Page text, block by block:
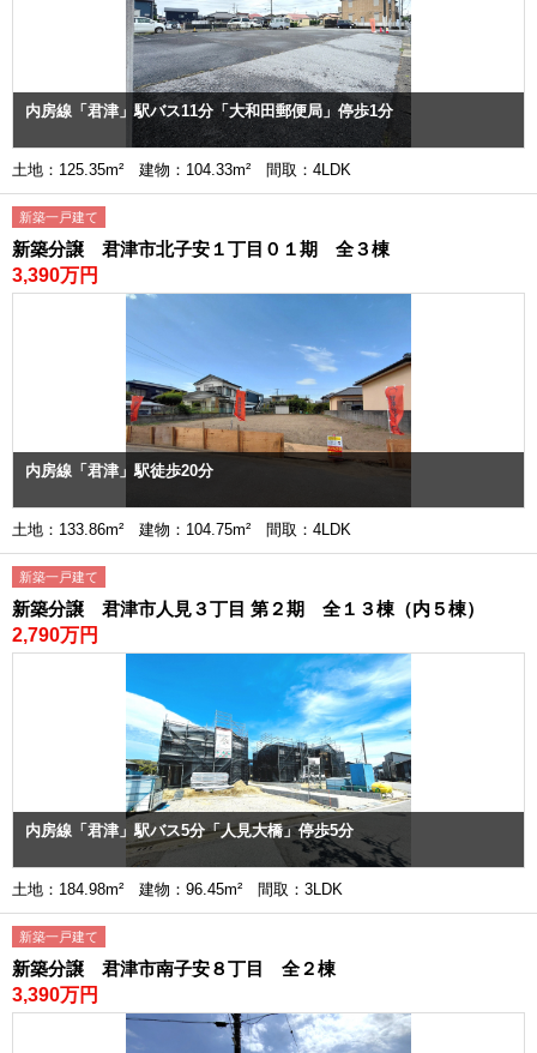
内房線「君津」駅バス11分「大和田郵便局」停歩1分
土地：125.35m² 建物：104.33m² 間取：4LDK
新築一戸建て
新築分譲 君津市北子安１丁目０１期 全３棟
3,390万円
内房線「君津」駅徒歩20分
土地：133.86m² 建物：104.75m² 間取：4LDK
新築一戸建て
新築分譲 君津市人見３丁目 第２期 全１３棟（内５棟）
2,790万円
内房線「君津」駅バス5分「人見大橋」停歩5分
土地：184.98m² 建物：96.45m² 間取：3LDK
新築一戸建て
新築分譲 君津市南子安８丁目 全２棟
3,390万円